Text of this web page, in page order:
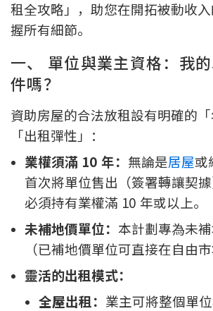
火險、家居、寵物保險
保險資訊專欄
聯絡我們
聯絡方法
網上申請按揭轉介
條款及細則
私隱政策
租全攻略」，助您在開拓被動收
握所有細節。
一、 單位與業主資格：我
件嗎？
資助房屋的合法放租設有明確的
「出租彈性」：
業權須滿 10 年： 無論是居屋或
首次將單位售出（簽署轉讓契
必須持有業權滿 10 年或以上。
未補地價單位： 本計劃專為未
（已補地價單位可直接在自由市
靈活的出租模式：
全屋出租： 業主可將整個單